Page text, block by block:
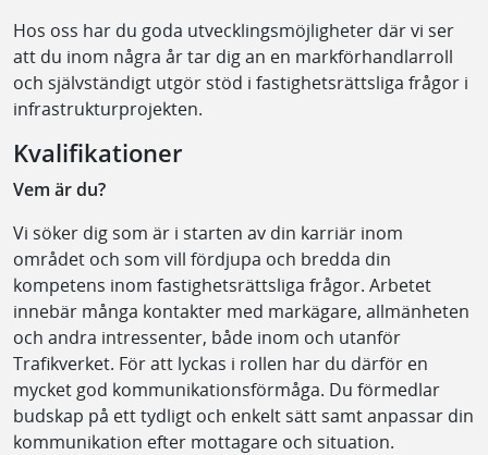
Hos oss har du goda utvecklingsmöjligheter där vi ser
att du inom några år tar dig an en markförhandlarroll
och självständigt utgör stöd i fastighetsrättsliga frågor i
infrastrukturprojekten.
Kvalifikationer
Vem är du?
Vi söker dig som är i starten av din karriär inom
området och som vill fördjupa och bredda din
kompetens inom fastighetsrättsliga frågor. Arbetet
innebär många kontakter med markägare, allmänheten
och andra intressenter, både inom och utanför
Trafikverket. För att lyckas i rollen har du därför en
mycket god kommunikationsförmåga. Du förmedlar
budskap på ett tydligt och enkelt sätt samt anpassar din
kommunikation efter mottagare och situation.